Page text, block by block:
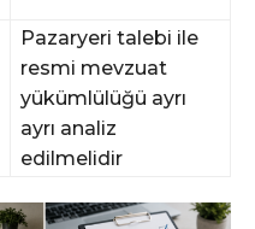
Pazaryeri talebi ile
resmi mevzuat
yükümlülüğü ayrı
ayrı analiz
edilmelidir